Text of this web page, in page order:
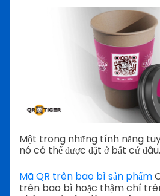
Một trong những tính năng
nó có thể được đặt ở bất cứ đâu.
Mã QR trên bao bì sản phẩm
trên bao bì hoặc thậm chí